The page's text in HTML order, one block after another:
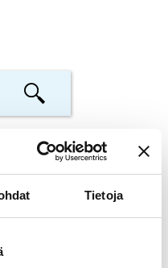
Tietoja